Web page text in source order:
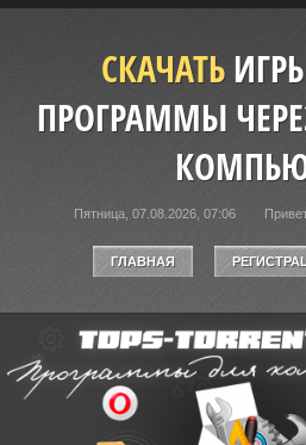
СКАЧАТЬ
ПРОГРАММЫ
Пятница, 07.08.2026, 07:06
ГЛАВНАЯ